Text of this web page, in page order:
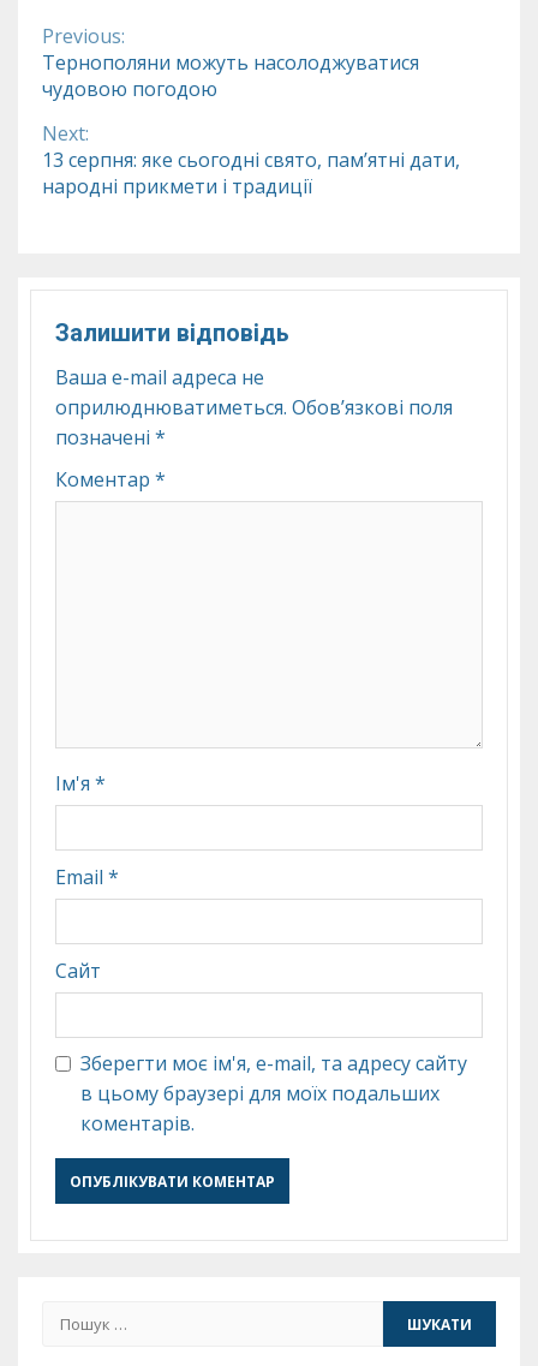
Continue
Reading
Previous:
Тернополяни можуть насолоджуватися
чудовою погодою
Next:
13 серпня: яке сьогодні свято, пам’ятні дати,
народні прикмети і традиції
Залишити відповідь
Ваша e-mail адреса не
оприлюднюватиметься. Обов’язкові поля
позначені *
Коментар *
Ім'я *
Email *
Сайт
Зберегти моє ім'я, e-mail, та адресу сайту
в цьому браузері для моїх подальших
коментарів.
Пошук: